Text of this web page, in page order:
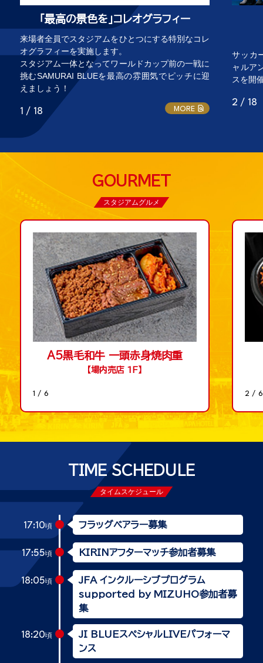
「最高の景色を」コレオグラフィー
来場者全員でスタジアムをひとつにする特別なコレ
オグラフィーを実施します。
スタジアム一体となってワールドカップ前の一戦に
挑むSAMURAI BLUEを最高の雰囲気でピッチに迎
えましょう！
1 / 18 MORE
サッカ
ャルア
スを開
2 / 18
GOURMET
スタジアムグルメ
A5黒毛和牛 一頭赤身焼肉重
【場内売店 1F】
1 / 6 2 / 6
TIME SCHEDULE
タイムスケジュール
17:10頃 フラッグベアラー募集
17:55頃 KIRINアフターマッチ参加者募集
18:05頃
JFA インクルーシブプログラム
supported by MIZUHO参加者募
集
18:20頃
JI BLUEスペシャルLIVEパフォーマ
ンス